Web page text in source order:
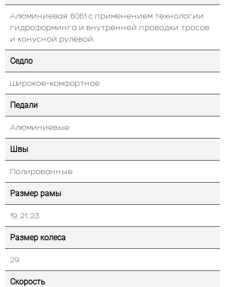
Алюминиевая 6061 с применением технологии
гидроформинга и внутренней проводки тросов
и конусной рулевой.
Седло
Широкое-комфортное
Педали
Алюминиевые
Швы
Полированные
Размер рамы
19, 21, 23
Размер колеса
29
Скорость